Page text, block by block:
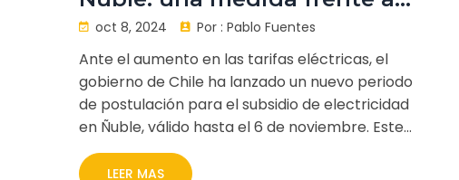
aumento de precios
oct 8, 2024 Por : Pablo Fuentes
Ante el aumento en las tarifas eléctricas, el
gobierno de Chile ha lanzado un nuevo periodo
de postulación para el subsidio de electricidad
en Ñuble, válido hasta el 6 de noviembre. Este
subsidio está destinado a aliviar el costo
energético en hogares vulnerables,
LEER MAS